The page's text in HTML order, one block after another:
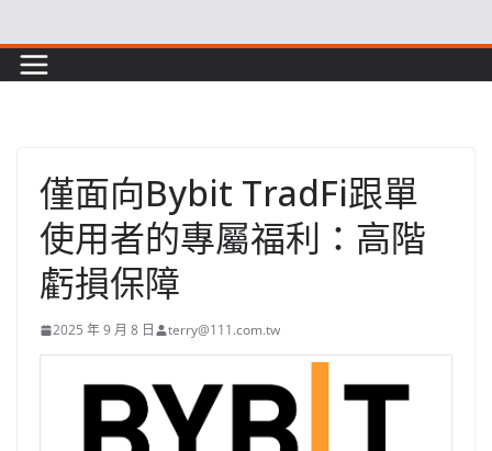
to
content
僅面向Bybit TradFi跟單
使用者的專屬福利：高階
虧損保障
2025 年 9 月 8 日 terry@111.com.tw